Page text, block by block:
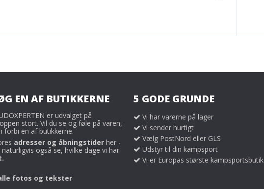
EN AF BUTIKKERNE
er udvalget på
stort. Vil du se og føle på varen,
forbi en af butikkerne.
adresser og åbningstider her -
naturligvis også se, hvilke dage vi har
fotos og tekster
5 GODE GRUNDE
Vi har varerne på lager
Vi sender hurtigt
Vælg PostNord eller GLS
Udstyr til din kampsport
Vi er Europas største kampsportsbutik